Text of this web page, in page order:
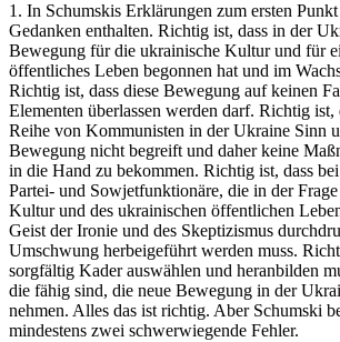
1. In Schumskis Erklärungen zum ersten
Gedanken enthalten. Richtig ist, dass in der
Bewegung für die ukrainische Kultur und für
öffentliches Leben begonnen hat und im
Richtig ist, dass diese Bewegung auf keinen
Elementen überlassen werden darf. Richtig ist,
Reihe von Kommunisten in der Ukraine Sinn
Bewegung nicht begreift und daher keine
in die Hand zu bekommen. Richtig ist, dass
Partei- und Sowjetfunktionäre, die in der
Kultur und des ukrainischen öffentlichen
Geist der Ironie und des Skeptizismus
Umschwung herbeigeführt werden muss.
sorgfältig Kader auswählen und heranbilden
die fähig sind, die neue Bewegung in der
nehmen. Alles das ist richtig. Aber Schumski
mindestens zwei schwerwiegende Fehler.